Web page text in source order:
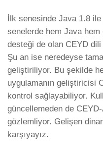
İlk senesinde Java 1.8
senelerde hem Java hem
desteği de olan CEYD
Şu an ise neredeyse
geliştiriliyor. Bu şekilde
uygulamanın geliştiricisi
kontrol sağlayabiliyor.
güncellemeden de
gözlemliyor. Gelişen
karşıyayız.